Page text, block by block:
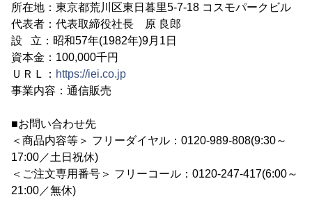
所在地：東京都荒川区東日暮里5-7-18 コスモパークビル
代表者：代表取締役社長 原 良郎
設 立：昭和57年(1982年)9月1日
資本金：100,000千円
ＵＲＬ： https://iei.co.jp
事業内容：通信販売
■お問い合わせ先
＜商品内容等＞ フリーダイヤル：0120-989-808(9:30～
17:00／土日祝休)
＜ご注文専用番号＞ フリーコール：0120-247-417(6:00～
21:00／無休)